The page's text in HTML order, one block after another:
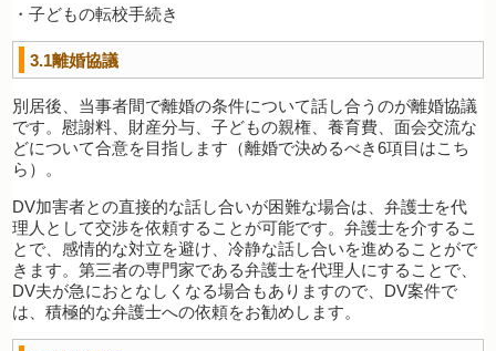
・子どもの転校手続き
3.1離婚協議
別居後、当事者間で離婚の条件について話し合うのが離婚協議
です。慰謝料、財産分与、子どもの親権、養育費、面会交流な
どについて合意を目指します（離婚で決めるべき6項目はこち
ら）。
DV加害者との直接的な話し合いが困難な場合は、弁護士を代
理人として交渉を依頼することが可能です。弁護士を介するこ
とで、感情的な対立を避け、冷静な話し合いを進めることがで
きます。第三者の専門家である弁護士を代理人にすることで、
DV夫が急におとなしくなる場合もありますので、DV案件で
は、積極的な弁護士への依頼をお勧めします。